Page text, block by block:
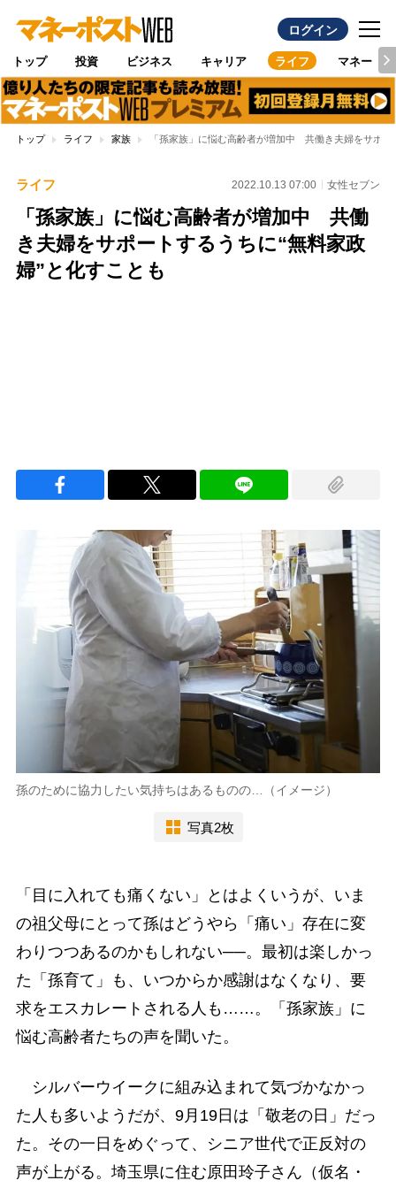
ログイン
トップ 投資 ビジネス キャリア ライフ マネー
トップ ライフ 家族 「孫家族」に悩む高齢者が増加中 共働き夫婦をサポー
ライフ 2022.10.13 07:00 女性セブン
「孫家族」に悩む高齢者が増加中 共働
き夫婦をサポートするうちに“無料家政
婦”と化すことも
孫のために協力したい気持ちはあるものの…（イメージ）
写真2枚
「目に入れても痛くない」とはよくいうが、いま
の祖父母にとって孫はどうやら「痛い」存在に変
わりつつあるのかもしれない──。最初は楽しかっ
た「孫育て」も、いつからか感謝はなくなり、要
求をエスカレートされる人も……。「孫家族」に
悩む高齢者たちの声を聞いた。
シルバーウイークに組み込まれて気づかなかっ
た人も多いようだが、9月19日は「敬老の日」だっ
た。その一日をめぐって、シニア世代で正反対の
声が上がる。埼玉県に住む原田玲子さん（仮名・